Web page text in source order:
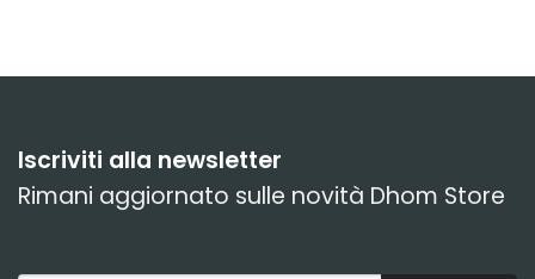
Iscriviti alla newsletter
Rimani aggiornato sulle novità Dhom Store